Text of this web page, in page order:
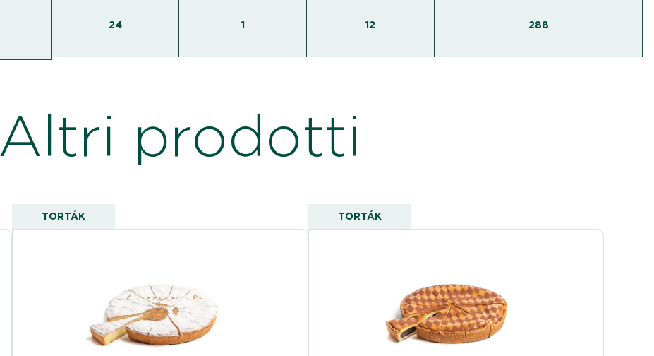
24 1 12 288
Altri prodotti
TORTÁK TORTÁK